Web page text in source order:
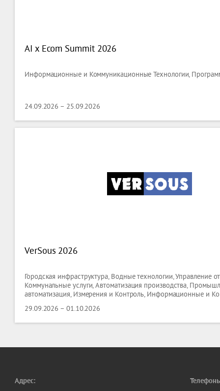
AI x Ecom Summit 2026
Информационные и Коммуникационные Технологии,
24.09.2026 – 25.09.2026
VerSous 2026
Городская инфраструктура, Водные технологии, Управление
Коммунальные услуги, Автоматизация производства,
автоматизация, Измерения и Контроль, Информационные и
Инновации,
29.09.2026 – 01.10.2026
Адрес: